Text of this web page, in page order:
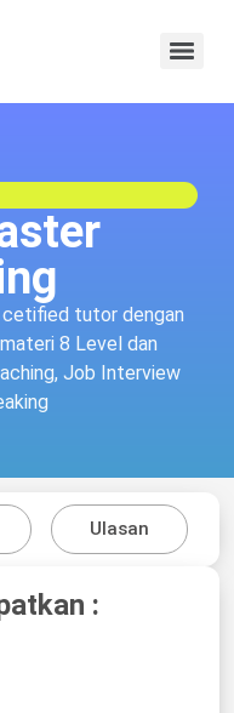
cetified tutor dengan
8 Level dan
Job Interview
Ulasan
: